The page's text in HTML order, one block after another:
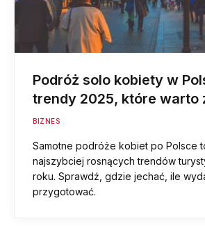
Podróż solo kobiety w
trendy 2025, które warto
BIZNES
Samotne podróże kobiet po Polsce
najszybciej rosnących trendów
roku. Sprawdź, gdzie jechać, ile
przygotować.